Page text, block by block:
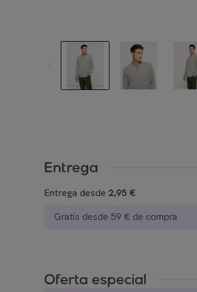
Entrega
Entrega desde 2,95 €
Gratis desde 59 € de compra
Oferta especial